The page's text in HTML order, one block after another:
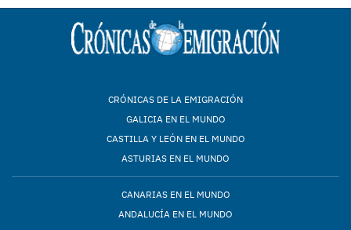
CRÓNICAS DE LA EMIGRACIÓN
GALICIA EN EL MUNDO
CASTILLA Y LEÓN EN EL MUNDO
ASTURIAS EN EL MUNDO
CANARIAS EN EL MUNDO
ANDALUCÍA EN EL MUNDO